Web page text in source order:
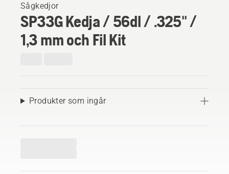
Sågkedjor
SP33G Kedja / 56dl / .325" /
1,3 mm och Fil Kit
Produkter som ingår